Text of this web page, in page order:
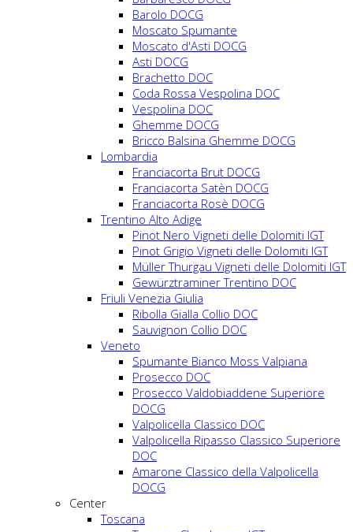
Barolo DOCG
Moscato Spumante
Moscato d'Asti DOCG
Asti DOCG
Brachetto DOC
Coda Rossa Vespolina DOC
Vespolina DOC
Ghemme DOCG
Bricco Balsina Ghemme DOCG
Lombardia
Franciacorta Brut DOCG
Franciacorta Satèn DOCG
Franciacorta Rosè DOCG
Trentino Alto Adige
Pinot Nero Vigneti delle Dolomiti IGT
Pinot Grigio Vigneti delle Dolomiti IGT
Müller Thurgau Vigneti delle Dolomiti IGT
Gewürztraminer Trentino DOC
Friuli Venezia Giulia
Ribolla Gialla Collio DOC
Sauvignon Collio DOC
Veneto
Spumante Bianco Moss Valpiana
Prosecco DOC
Prosecco Valdobiaddene Superiore
DOCG
Valpolicella Classico DOC
Valpolicella Ripasso Classico Superiore
DOC
Amarone Classico della Valpolicella
DOCG
Center
Toscana